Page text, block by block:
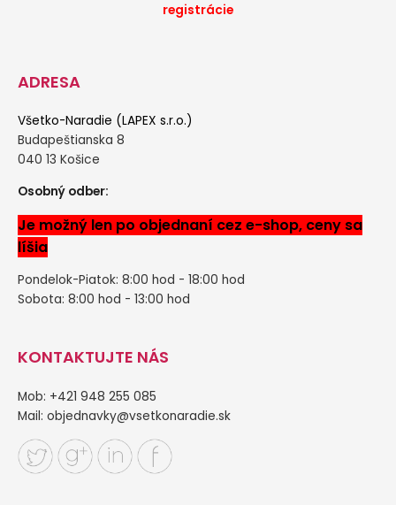
registrácie
ADRESA
Všetko-Naradie (LAPEX s.r.o.)
Budapeštianska 8
040 13 Košice
Osobný odber:
Je možný len po objednaní cez e-shop, ceny sa
líšia
Pondelok-Piatok: 8:00 hod - 18:00 hod
Sobota: 8:00 hod - 13:00 hod
KONTAKTUJTE NÁS
Mob: +421 948 255 085
Mail: objednavky@vsetkonaradie.sk